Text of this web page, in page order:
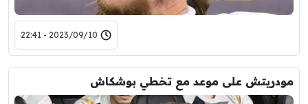
2023/09/10 - 22:41
مودريتش على موعد مع تخطي بوشكاش